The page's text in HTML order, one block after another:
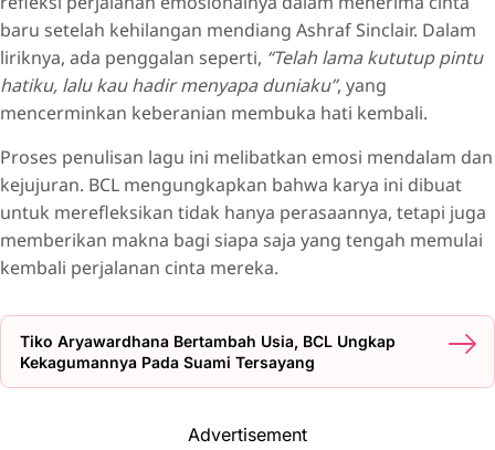
baru setelah kehilangan mendiang Ashraf Sinclair. Dalam
liriknya, ada penggalan seperti, “Telah lama kututup pintu
hatiku, lalu kau hadir menyapa duniaku”, yang
mencerminkan keberanian membuka hati kembali.
Proses penulisan lagu ini melibatkan emosi mendalam dan
kejujuran. BCL mengungkapkan bahwa karya ini dibuat
untuk merefleksikan tidak hanya perasaannya, tetapi juga
memberikan makna bagi siapa saja yang tengah memulai
kembali perjalanan cinta mereka.
Tiko Aryawardhana Bertambah Usia, BCL Ungkap
Kekagumannya Pada Suami Tersayang
Advertisement